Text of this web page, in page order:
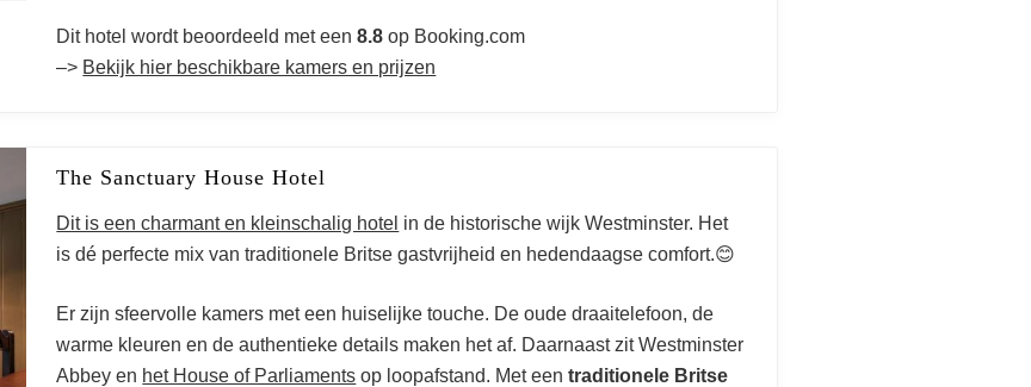
Dit hotel wordt beoordeeld met een8.8 op Booking.com
–> Bekijk hier beschikbare kamers en prijzen
The Sanctuary House Hotel
Dit is een charmant en kleinschalig hotel in de historische wijk Westminster. Het
is dé perfecte mix van traditionele Britse gastvrijheid en hedendaagse comfort.😊
Er zijn sfeervolle kamers met een huiselijke touche. De oude draaitelefoon, de
warme kleuren en de authentieke details maken het af. Daarnaast zit Westminster
Abbey en het House of Parliaments op loopafstand. Met eentraditionele Britse